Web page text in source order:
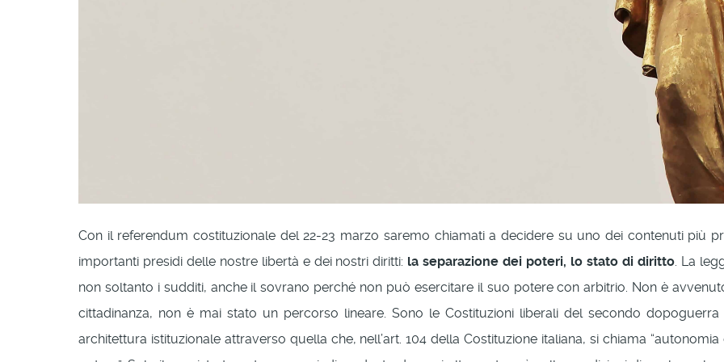
Con il referendum costituzionale del 22-23 marzo saremo chiamati a decidere su uno dei contenuti più
importanti presidi delle nostre libertà e dei nostri diritti: la separazione dei poteri, lo stato di diritto. La
non soltanto i sudditi, anche il sovrano perché non può esercitare il suo potere con arbitrio. Non è
cittadinanza, non è mai stato un percorso lineare. Sono le Costituzioni liberali del secondo
architettura istituzionale attraverso quella che, nell’art. 104 della Costituzione italiana, si chiama